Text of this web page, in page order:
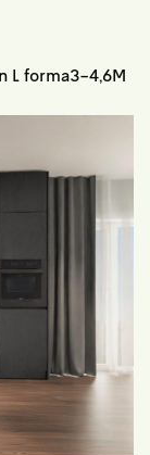
L forma3-4,6M